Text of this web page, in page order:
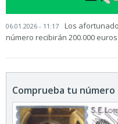
06.01.2026 - 11:17
Los
número recibirán 200.000
Comprueba tu número